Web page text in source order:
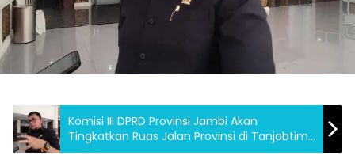
Komisi III DPRD Provinsi Jambi Akan
Tingkatkan Ruas Jalan Provinsi di Tanjabtim
yang Rusak